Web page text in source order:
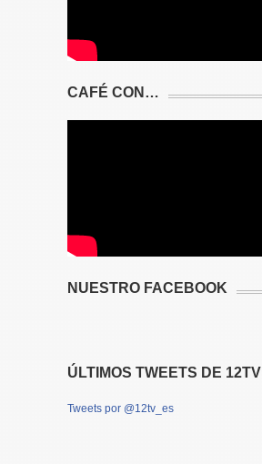
CAFÉ CON…
NUESTRO FACEBOOK
ÚLTIMOS TWEETS DE 12TV
Tweets por @12tv_es